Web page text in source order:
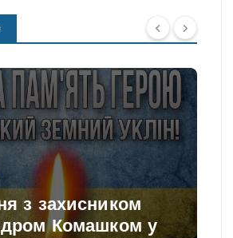
з захисником
Комашком у